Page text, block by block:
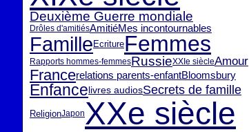
Deuxième Guerre mondiale
Drôles d'amitiésAmitiéMes incontournables
FamilleEcritureFemmes
Rapports hommes-femmesRussieXXIe siècleAmour
Francerelations parents-enfantBloomsbury
Enfancelivres audiosSecrets de famille
ReligionJapon XXe siècle